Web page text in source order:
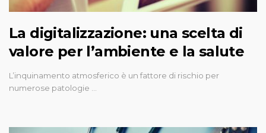
La digitalizzazione: una scelta di
valore per l’ambiente e la salute
L’inquinamento atmosferico è un fattore di rischio per
numerose patologie …